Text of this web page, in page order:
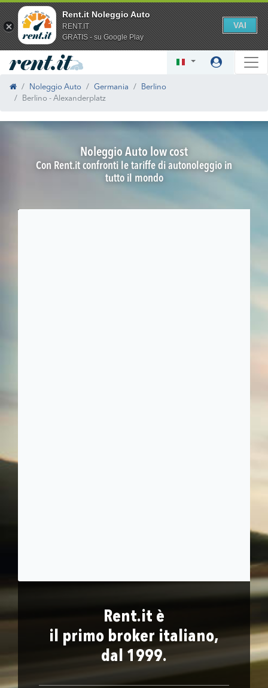
Rent.it Noleggio Auto
RENT.IT
GRATIS - su Google Play
VAI
Noleggio Auto Germania
Berlino
Berlino - Alexanderplatz
Noleggio Auto low cost
Con Rent.it confronti le tariffe di autonoleggio in
tutto il mondo
Rent.it è
il primo broker italiano,
dal 1999.